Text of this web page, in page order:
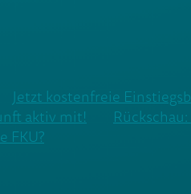
Jetzt kostenfreie
aktiv mit!
FKU?